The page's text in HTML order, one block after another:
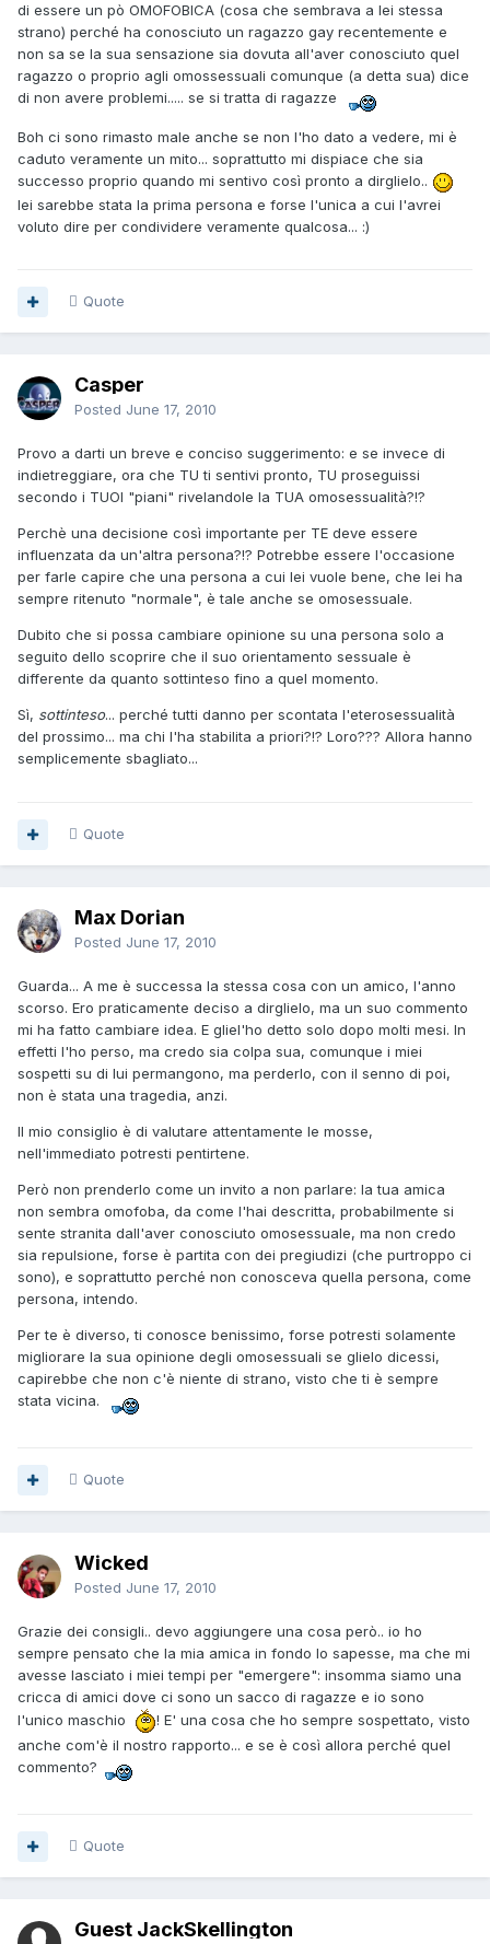
di essere un pò OMOFOBICA (cosa che sembrava a lei stessa
strano) perché ha conosciuto un ragazzo gay recentemente e
non sa se la sua sensazione sia dovuta all'aver conosciuto quel
ragazzo o proprio agli omossessuali comunque (a detta sua) dice
di non avere problemi..... se si tratta di ragazze
Boh ci sono rimasto male anche se non l'ho dato a vedere, mi è
caduto veramente un mito... soprattutto mi dispiace che sia
successo proprio quando mi sentivo così pronto a dirglielo..
lei sarebbe stata la prima persona e forse l'unica a cui l'avrei
voluto dire per condividere veramente qualcosa... :)
Quote
Casper
Posted June 17, 2010
Provo a darti un breve e conciso suggerimento: e se invece di
indietreggiare, ora che TU ti sentivi pronto, TU proseguissi
secondo i TUOI "piani" rivelandole la TUA omosessualità?!?
Perchè una decisione così importante per TE deve essere
influenzata da un'altra persona?!? Potrebbe essere l'occasione
per farle capire che una persona a cui lei vuole bene, che lei ha
sempre ritenuto "normale", è tale anche se omosessuale.
Dubito che si possa cambiare opinione su una persona solo a
seguito dello scoprire che il suo orientamento sessuale è
differente da quanto sottinteso fino a quel momento.
Sì, sottinteso... perché tutti danno per scontata l'eterosessualità
del prossimo... ma chi l'ha stabilita a priori?!? Loro??? Allora hanno
semplicemente sbagliato...
Quote
Max Dorian
Posted June 17, 2010
Guarda... A me è successa la stessa cosa con un amico, l'anno
scorso. Ero praticamente deciso a dirglielo, ma un suo commento
mi ha fatto cambiare idea. E gliel'ho detto solo dopo molti mesi. In
effetti l'ho perso, ma credo sia colpa sua, comunque i miei
sospetti su di lui permangono, ma perderlo, con il senno di poi,
non è stata una tragedia, anzi.
Il mio consiglio è di valutare attentamente le mosse,
nell'immediato potresti pentirtene.
Però non prenderlo come un invito a non parlare: la tua amica
non sembra omofoba, da come l'hai descritta, probabilmente si
sente stranita dall'aver conosciuto omosessuale, ma non credo
sia repulsione, forse è partita con dei pregiudizi (che purtroppo ci
sono), e soprattutto perché non conosceva quella persona, come
persona, intendo.
Per te è diverso, ti conosce benissimo, forse potresti solamente
migliorare la sua opinione degli omosessuali se glielo dicessi,
capirebbe che non c'è niente di strano, visto che ti è sempre
stata vicina.
Quote
Wicked
Posted June 17, 2010
Grazie dei consigli.. devo aggiungere una cosa però.. io ho
sempre pensato che la mia amica in fondo lo sapesse, ma che mi
avesse lasciato i miei tempi per "emergere": insomma siamo una
cricca di amici dove ci sono un sacco di ragazze e io sono
l'unico maschio
! E' una cosa che ho sempre sospettato, visto
anche com'è il nostro rapporto... e se è così allora perché quel
commento?
Quote
Guest JackSkellington